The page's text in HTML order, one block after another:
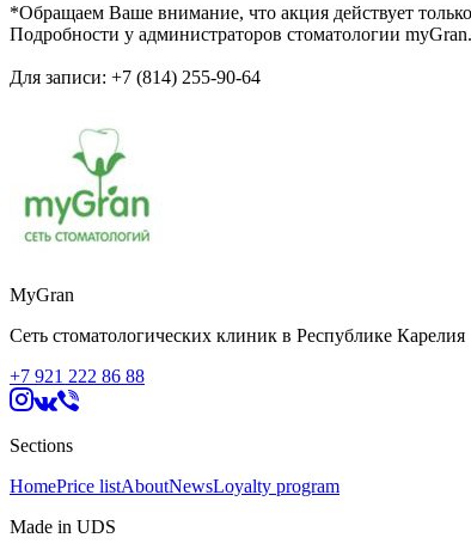
*Обращаем Ваше внимание, что акция действует
Подробности у администраторов стоматологии myGran.
Для записи: +7 (814) 255-90-64
MyGran
Сеть стоматологических клиник в Республике Карелия
+7 921 222 86 88
Sections
HomePrice listAboutNewsLoyalty program
Made in UDS